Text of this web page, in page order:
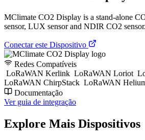
MClimate CO2 Display is a stand-alone
sensor, LUX sensor and NDIR CO2 sensor.
Conectar este Dispositivo
Redes Compatíveis
LoRaWAN Kerlink LoRaWAN Loriot
LoRaWAN ChirpStack LoRaWAN
Documentação
Ver guia de integração
Explore Mais Dispositivos